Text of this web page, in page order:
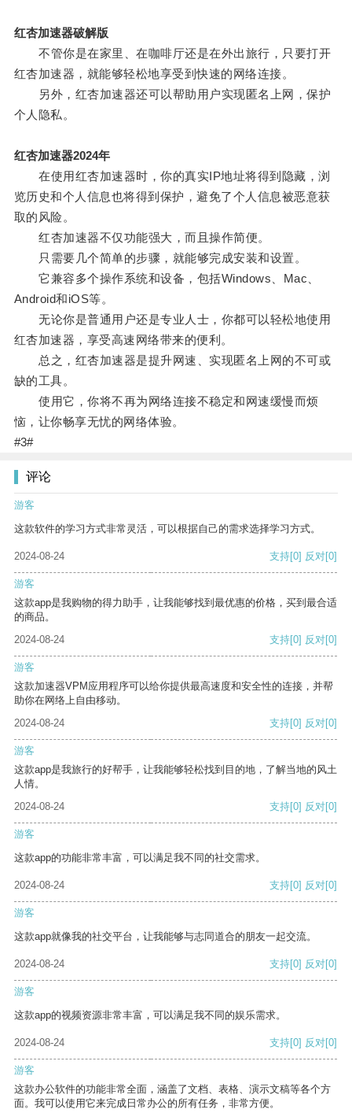
红杏加速器破解版
不管你是在家里、在咖啡厅还是在外出旅行，只要打开
红杏加速器，就能够轻松地享受到快速的网络连接。
另外，红杏加速器还可以帮助用户实现匿名上网，保护
个人隐私。
红杏加速器2024年
在使用红杏加速器时，你的真实IP地址将得到隐藏，浏
览历史和个人信息也将得到保护，避免了个人信息被恶意获
取的风险。
红杏加速器不仅功能强大，而且操作简便。
只需要几个简单的步骤，就能够完成安装和设置。
它兼容多个操作系统和设备，包括Windows、Mac、
Android和iOS等。
无论你是普通用户还是专业人士，你都可以轻松地使用
红杏加速器，享受高速网络带来的便利。
总之，红杏加速器是提升网速、实现匿名上网的不可或
缺的工具。
使用它，你将不再为网络连接不稳定和网速缓慢而烦
恼，让你畅享无忧的网络体验。
#3#
评论
游客
这款软件的学习方式非常灵活，可以根据自己的需求选择学习方式。
2024-08-24 支持[0] 反对[0]
游客
这款app是我购物的得力助手，让我能够找到最优惠的价格，买到最合适
的商品。
2024-08-24
支持[0] 反对[0]
游客
这款加速器VPM应用程序可以给你提供最高速度和安全性的连接，并帮
助你在网络上自由移动。
2024-08-24
支持[0] 反对[0]
游客
这款app是我旅行的好帮手，让我能够轻松找到目的地，了解当地的风土
人情。
2024-08-24
支持[0] 反对[0]
游客
这款app的功能非常丰富，可以满足我不同的社交需求。
2024-08-24 支持[0] 反对[0]
游客
这款app就像我的社交平台，让我能够与志同道合的朋友一起交流。
2024-08-24 支持[0] 反对[0]
游客
这款app的视频资源非常丰富，可以满足我不同的娱乐需求。
2024-08-24 支持[0] 反对[0]
游客
这款办公软件的功能非常全面，涵盖了文档、表格、演示文稿等各个方
面。我可以使用它来完成日常办公的所有任务，非常方便。